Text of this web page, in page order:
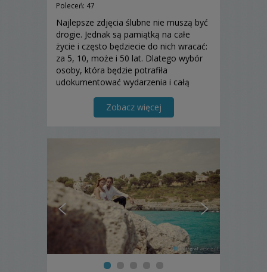
Poleceń: 47
Najlepsze zdjęcia ślubne nie muszą być
drogie. Jednak są pamiątką na całe
życie i często będziecie do nich wracać:
za 5, 10, może i 50 lat. Dlatego wybór
osoby, która będzie potrafiła
udokumentować wydarzenia i całą
wyjątkowego dnia jest tak ważny...
Zobacz więcej